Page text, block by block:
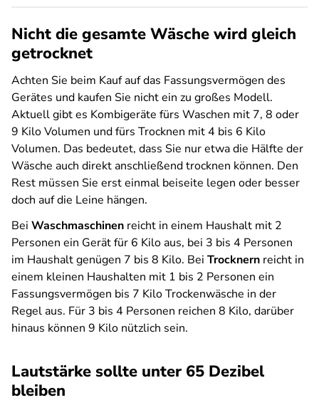
Nicht die gesamte Wäsche wird gleich
getrocknet
Achten Sie beim Kauf auf das Fassungsvermögen des
Gerätes und kaufen Sie nicht ein zu großes Modell.
Aktuell gibt es Kombigeräte fürs Waschen mit 7, 8 oder
9 Kilo Volumen und fürs Trocknen mit 4 bis 6 Kilo
Volumen. Das bedeutet, dass Sie nur etwa die Hälfte der
Wäsche auch direkt anschließend trocknen können. Den
Rest müssen Sie erst einmal beiseite legen oder besser
doch auf die Leine hängen.
Bei Waschmaschinen reicht in einem Haushalt mit 2
Personen ein Gerät für 6 Kilo aus, bei 3 bis 4 Personen
im Haushalt genügen 7 bis 8 Kilo. Bei Trocknern reicht in
einem kleinen Haushalten mit 1 bis 2 Personen ein
Fassungsvermögen bis 7 Kilo Trockenwäsche in der
Regel aus. Für 3 bis 4 Personen reichen 8 Kilo, darüber
hinaus können 9 Kilo nützlich sein.
Lautstärke sollte unter 65 Dezibel
bleiben